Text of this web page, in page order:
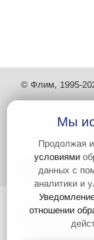
© Флим, 1995-
Задать вопрос
Интернет-сайт
публичной
Гражданского
Мы
Продолжая
условиями
данных с
аналитики и
отношении